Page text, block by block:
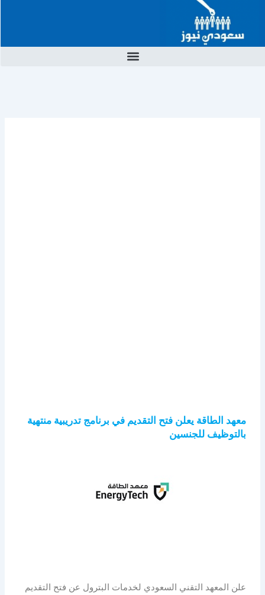
المحتوى
معهد الطاقة يعلن فتح التقديم في برنامج تدريبية منتهية
بالتوظيف للجنسين
علن المعهد التقني السعودي لخدمات البترول عن فتح التقديم